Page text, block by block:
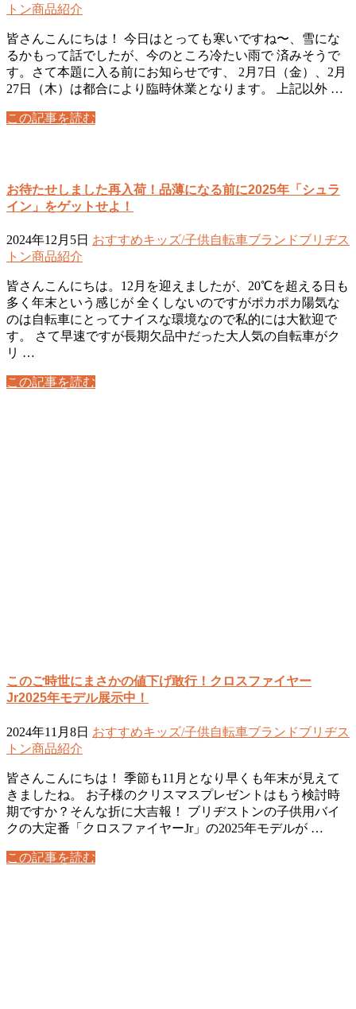
トン商品紹介
皆さんこんにちは！ 今日はとっても寒いですね〜、雪にな
るかもって話でしたが、今のところ冷たい雨で 済みそうで
す。さて本題に入る前にお知らせです、 2月7日（金）、2月
27日（木）は都合により臨時休業となります。 上記以外 …
この記事を読む
お待たせしました再入荷！品薄になる前に2025年「シュラ
イン」をゲットせよ！
2024年12月5日 おすすめキッズ/子供自転車ブランドブリヂス
トン商品紹介
皆さんこんにちは。12月を迎えましたが、20℃を超える日も
多く年末という感じが 全くしないのですがポカポカ陽気な
のは自転車にとってナイスな環境なので私的には大歓迎で
す。 さて早速ですが長期欠品中だった大人気の自転車がク
リ …
この記事を読む
このご時世にまさかの値下げ敢行！クロスファイヤー
Jr2025年モデル展示中！
2024年11月8日 おすすめキッズ/子供自転車ブランドブリヂス
トン商品紹介
皆さんこんにちは！ 季節も11月となり早くも年末が見えて
きましたね。 お子様のクリスマスプレゼントはもう検討時
期ですか？そんな折に大吉報！ ブリヂストンの子供用バイ
クの大定番「クロスファイヤーJr」の2025年モデルが …
この記事を読む